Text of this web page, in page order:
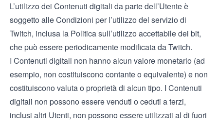
L’utilizzo dei Contenuti digitali da parte dell’Utente è
soggetto alleCondizioni per l’utilizzo del servizio di
Twitch, inclusa la Politica sull’utilizzo accettabile dei bit,
che può essere periodicamente modificata da Twitch.
I Contenuti digitali non hanno alcun valore monetario (ad
esempio, non costituiscono contante o equivalente) e non
costituiscono valuta o proprietà di alcun tipo. I Contenuti
digitali non possono essere venduti o ceduti a terzi,
inclusi altri Utenti, non possono essere utilizzati al di fuori